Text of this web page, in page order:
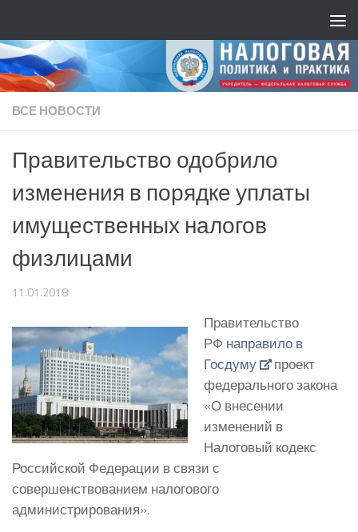
ВСЕ НОВОСТИ
Правительство одобрило
изменения в порядке уплаты
имущественных налогов
физлицами
11.01.2018
Правительство
РФ направило в
Госдуму
проект
федерального закона
«О внесении
изменений в
Налоговый кодекс
Российской Федерации в связи с
совершенствованием налогового
администрирования».